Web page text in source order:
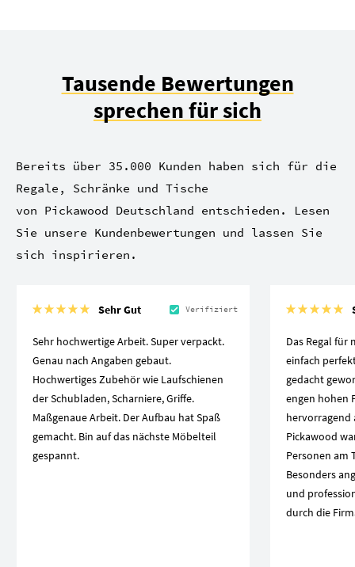
Tausende Bewertungen
sprechen für sich
Bereits über 35.000 Kunden haben sich für die
Regale, Schränke und Tische
von Pickawood Deutschland entschieden. Lesen
Sie unsere Kundenbewertungen und lassen Sie
sich inspirieren.
Sehr Gut Verifiziert
Sehr hochwertige Arbeit. Super verpackt.
Genau nach Angaben gebaut.
Hochwertiges Zubehör wie Laufschienen
der Schubladen, Scharniere, Griffe.
Maßgenaue Arbeit. Der Aufbau hat Spaß
gemacht. Bin auf das nächste Möbelteil
gespannt.
Das Regal
einfach
gedacht
engen hohen
hervorragend
Pickawood
Personen am
Besonders
und
durch die